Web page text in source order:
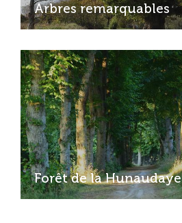
Arbres remarquables
Forêt de la Hunaudaye